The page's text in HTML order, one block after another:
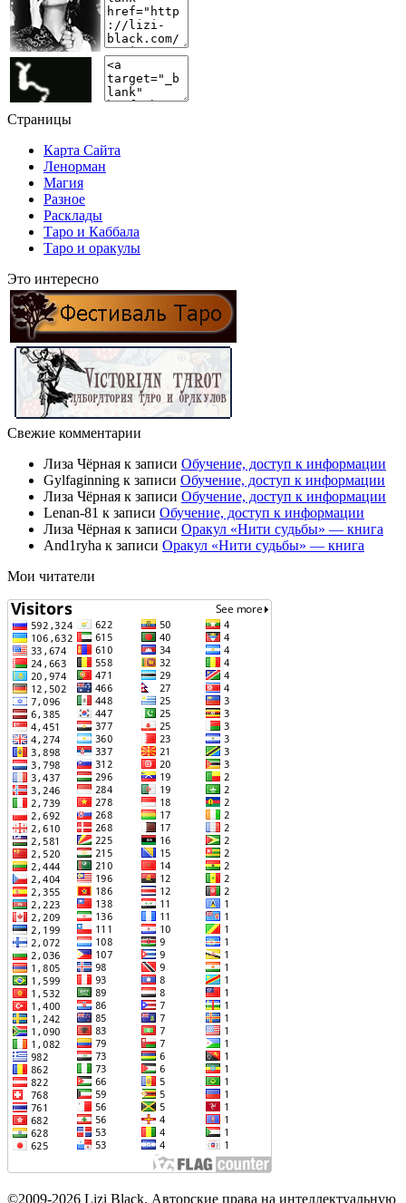
Страницы
Карта Сайта
Ленорман
Магия
Разное
Расклады
Таро и Каббала
Таро и оракулы
Это интересно
Свежие комментарии
Лиза Чёрная к записи Обучение, доступ к информации
Gylfaginning к записи Обучение, доступ к информации
Лиза Чёрная к записи Обучение, доступ к информации
Lenan-81 к записи Обучение, доступ к информации
Лиза Чёрная к записи Оракул «Нити судьбы» — книга
And1ryha к записи Оракул «Нити судьбы» — книга
Мои читатели
©2009-2026 Lizi Black. Авторские права на интеллектуальную